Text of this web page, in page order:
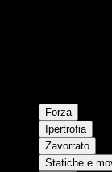
Forza
Ipertrofia
Zavorrato
Statiche e